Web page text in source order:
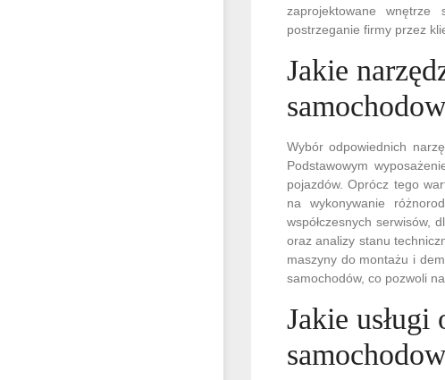
zaprojektowane
postrzeganie firmy przez
Jakie
Wybór odpowiednich
Podstawowym
pojazdów. Oprócz tego
na wykonywanie
współczesnych serwisów,
oraz analizy stanu
maszyny do montażu i
samochodów, co pozwoli
Jakie